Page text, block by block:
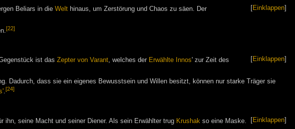
[Einklappen]
Beliars in die Welt hinaus, um Zerstörung und Chaos zu säen. Der
[22]
Einklappen
ist das Zepter von Varant, welches der Erwählte Innos' zur Zeit des
Dadurch, dass sie ein eigenes Bewusstsein und Willen besitzt, können nur starke Träger sie
.[24]
[Einklappen]
seine Macht und seiner Diener. Als sein Erwählter trug Krushak so eine Maske.